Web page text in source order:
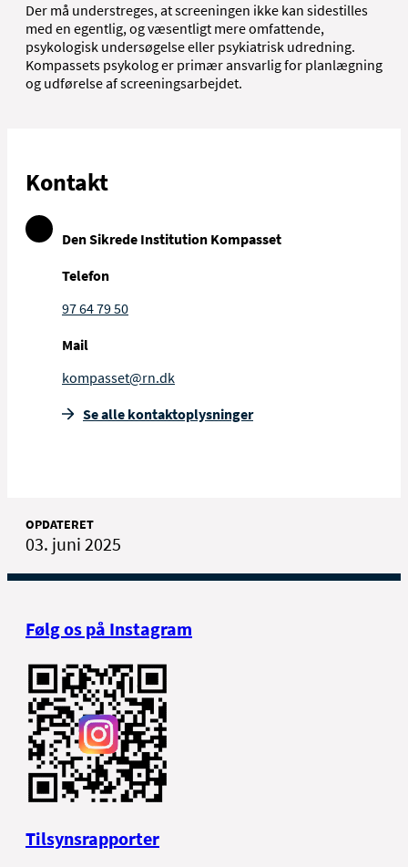
Der må understreges, at screeningen ikke kan sidestilles
med en egentlig, og væsentligt mere omfattende,
psykologisk undersøgelse eller psykiatrisk udredning.
Kompassets psykolog er primær ansvarlig for planlægning
og udførelse af screeningsarbejdet.
Kontakt
Den Sikrede Institution Kompasset
Telefon
97 64 79 50
Mail
kompasset@rn.dk
Se alle kontakt­oplysninger
OPDATERET
03. juni 2025
Følg os på Instagram
Tilsynsrapporter